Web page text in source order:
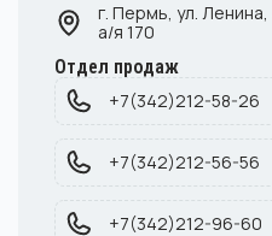
г. Пермь, ул.
а/я 170
Отдел продаж
+7(342)212-58-26
+7(342)212-56-56
+7(342)212-96-60